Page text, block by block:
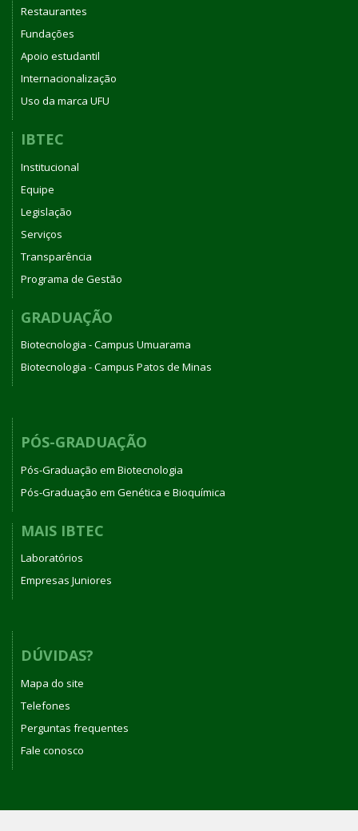
Restaurantes
Fundações
Apoio estudantil
Internacionalização
Uso da marca UFU
IBTEC
Institucional
Equipe
Legislação
Serviços
Transparência
Programa de Gestão
GRADUAÇÃO
Biotecnologia - Campus Umuarama
Biotecnologia - Campus Patos de Minas
PÓS-GRADUAÇÃO
Pós-Graduação em Biotecnologia
Pós-Graduação em Genética e Bioquímica
MAIS IBTEC
Laboratórios
Empresas Juniores
DÚVIDAS?
Mapa do site
Telefones
Perguntas frequentes
Fale conosco